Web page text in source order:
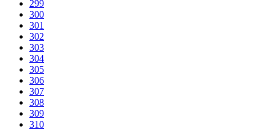
299
300
301
302
303
304
305
306
307
308
309
310